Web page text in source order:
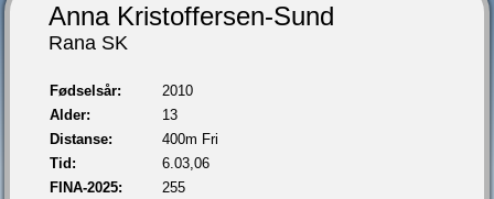
Anna Kristoffersen-Sund
Rana SK
Fødselsår:
2010
Alder:
13
Distanse:
400m Fri
Tid:
6.03,06
FINA-2025:
255